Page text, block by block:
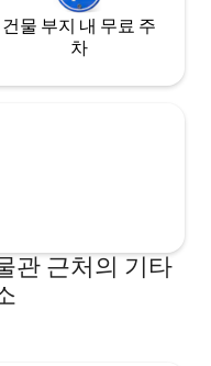
건물 부지 내 무료 주
차
관 근처의 기타